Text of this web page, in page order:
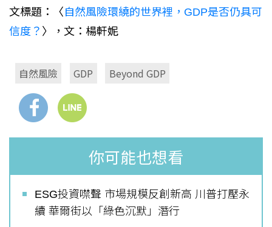
文標題：〈 自然風險環繞的世界裡，GDP是否仍具可
信度？ 〉，文：楊軒妮
自然風險 GDP Beyond GDP
你可能也想看
ESG投資噤聲 市場規模反創新高 川普打壓永
續 華爾街以「綠色沉默」潛行